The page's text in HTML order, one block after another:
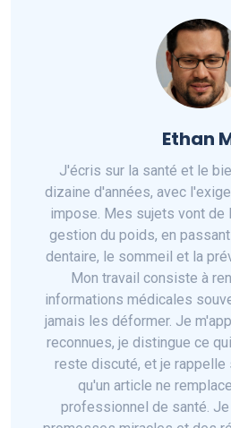
Ethan
J'écris sur la santé et le
dizaine d'années, avec
impose. Mes sujets vont de
gestion du poids, en
dentaire, le sommeil et la
Mon travail consiste à
informations médicales
jamais les déformer. Je
reconnues, je distingue ce
reste discuté, et je
qu'un article ne
professionnel de santé.